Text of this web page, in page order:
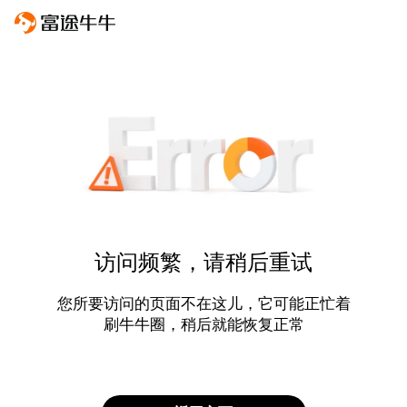
访问频繁，请稍后重试
您所要访问的页面不在这儿，它可能正忙着
刷牛牛圈，稍后就能恢复正常